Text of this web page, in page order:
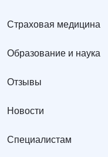
Страховая медицина
Образование и наука
Отзывы
Новости
Специалистам